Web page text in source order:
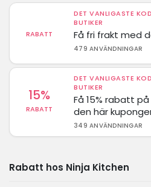
RABATT
DET VANLIGASTE
BUTIKER
Få fri frakt med
479 ANVÄNDNINGAR
15%
RABATT
DET VANLIGASTE
BUTIKER
Få 15% rabatt
den här
349 ANVÄNDNINGAR
Rabatt hos Ninja Kitchen